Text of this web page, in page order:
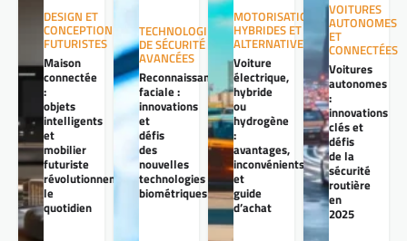
DESIGN ET
CONCEPTION
FUTURISTES
Maison
connectée
:
objets
intelligents
et
mobilier
futuriste
révolutionnent
le
quotidien
TECHNOLOGIES
DE SÉCURITÉ
AVANCÉES
Reconnaissance
faciale :
innovations
et
défis
des
nouvelles
technologies
biométriques
MOTORISATIONS
HYBRIDES ET
ALTERNATIVES
Voiture
électrique,
hybride
ou
hydrogène
:
avantages,
inconvénients
et
guide
d’achat
VOITURES
AUTONOMES
ET
CONNECTÉES
Voitures
autonomes
:
innovations
clés et
défis
de la
sécurité
routière
en
2025